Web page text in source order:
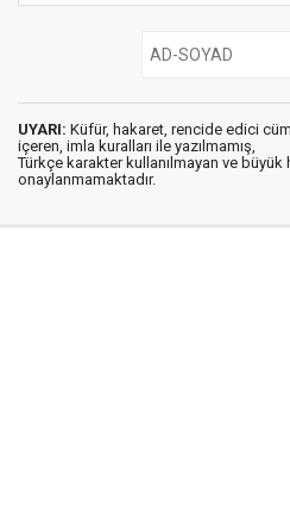
UYARI: Küfür, hakaret, rencide edici
içeren, imla kuralları ile yazılmamış,
Türkçe karakter kullanılmayan ve büyük
onaylanmamaktadır.